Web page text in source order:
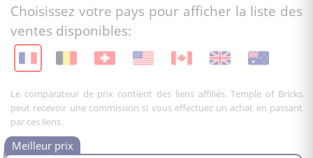
Choisissez votre pays pour afficher la liste des
ventes disponibles:
Le comparateur de prix contient des liens affiliés. Temple of Bricks
peut recevoir une commission si vous effectuez un achat en passant
par ces liens.